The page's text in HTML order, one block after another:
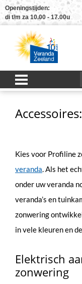
Openingstijden:
di t/m za 10.00 - 17.00u
Kies voor Profiline
veranda. Als het
onder uw veranda
veranda’s en
zonwering
in vele kleuren en
Elektrisch
zonwering